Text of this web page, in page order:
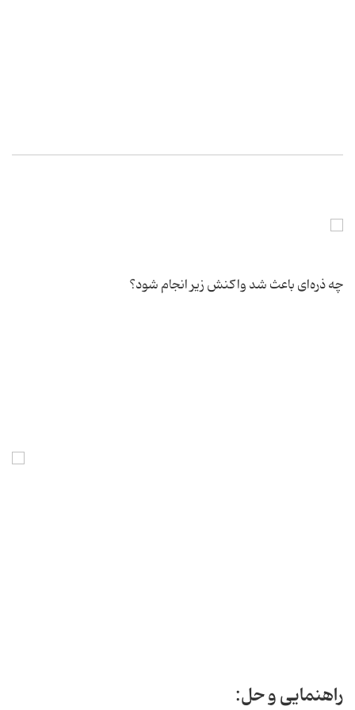
چه ذره‌ای باعث شد واكنش زیر انجام شود؟
راهنمایی و حل: